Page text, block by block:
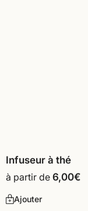
Infuseur à thé
à partir de 6,00€
Ajouter